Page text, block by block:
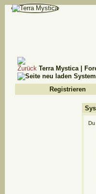
Terra Mystica |
Registrieren